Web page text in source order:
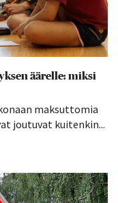
äärelle: miksi
maksuttomia
joutuvat kuitenkin...